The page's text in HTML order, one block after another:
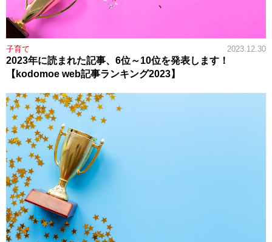
子育て 2023.12.30
2023年に読まれた記事、6位～10位を発表します！
【kodomoe web記事ランキング2023】